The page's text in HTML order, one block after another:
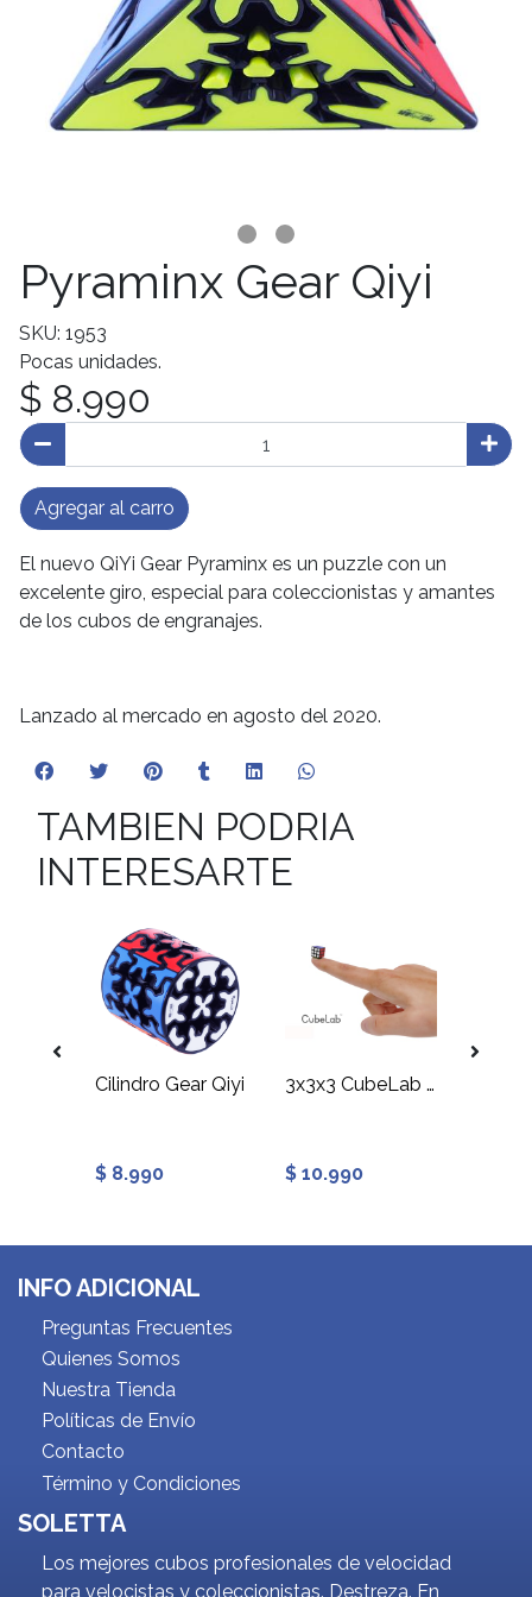
Pyraminx Gear Qiyi
SKU: 1953
Pocas unidades.
$ 8.990
Agregar al carro
El nuevo QiYi Gear Pyraminx es un puzzle con un
excelente giro, especial para coleccionistas y amantes
de los cubos de engranajes.
Lanzado al mercado en agosto del 2020.
TAMBIEN PODRIA
INTERESARTE
Cilindro Gear Qiyi
$ 8.990
3x3x3 CubeLab Mini Cube
$ 10.990
INFO ADICIONAL
Preguntas Frecuentes
Quienes Somos
Nuestra Tienda
Políticas de Envío
Contacto
Término y Condiciones
SOLETTA
Los mejores cubos profesionales de velocidad
para velocistas y coleccionistas. Destreza. En